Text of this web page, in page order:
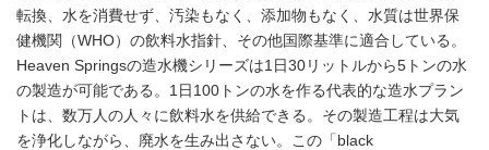
転換、水を消費せず、汚染もなく、添加物もなく、水質は世界保
健機関（WHO）の飲料水指針、その他国際基準に適合している。
Heaven Springsの造水機シリーズは1日30リットルから5トンの水
の製造が可能である。1日100トンの水を作る代表的な造水プラン
トは、数万人の人々に飲料水を供給できる。その製造工程は大気
を浄化しながら、廃水を生み出さない。この「black